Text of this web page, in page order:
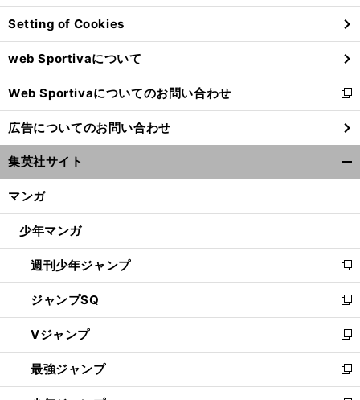
ン
ド
ウ
で
開
く
Setting of Cookies
web Sportivaについて
Web Sportivaについてのお問い合わせ
新
し
い
ウ
ィ
ン
ウ
開
く
広告についてのお問い合わせ
集英社サイト
マンガ
少年マンガ
週刊少年ジャンプ
新
し
い
ウ
ィ
ン
ド
ウ
ジャンプSQ
新
し
い
ウ
ィ
ン
Vジャンプ
新
し
い
ウ
最強ジャンプ
新
し